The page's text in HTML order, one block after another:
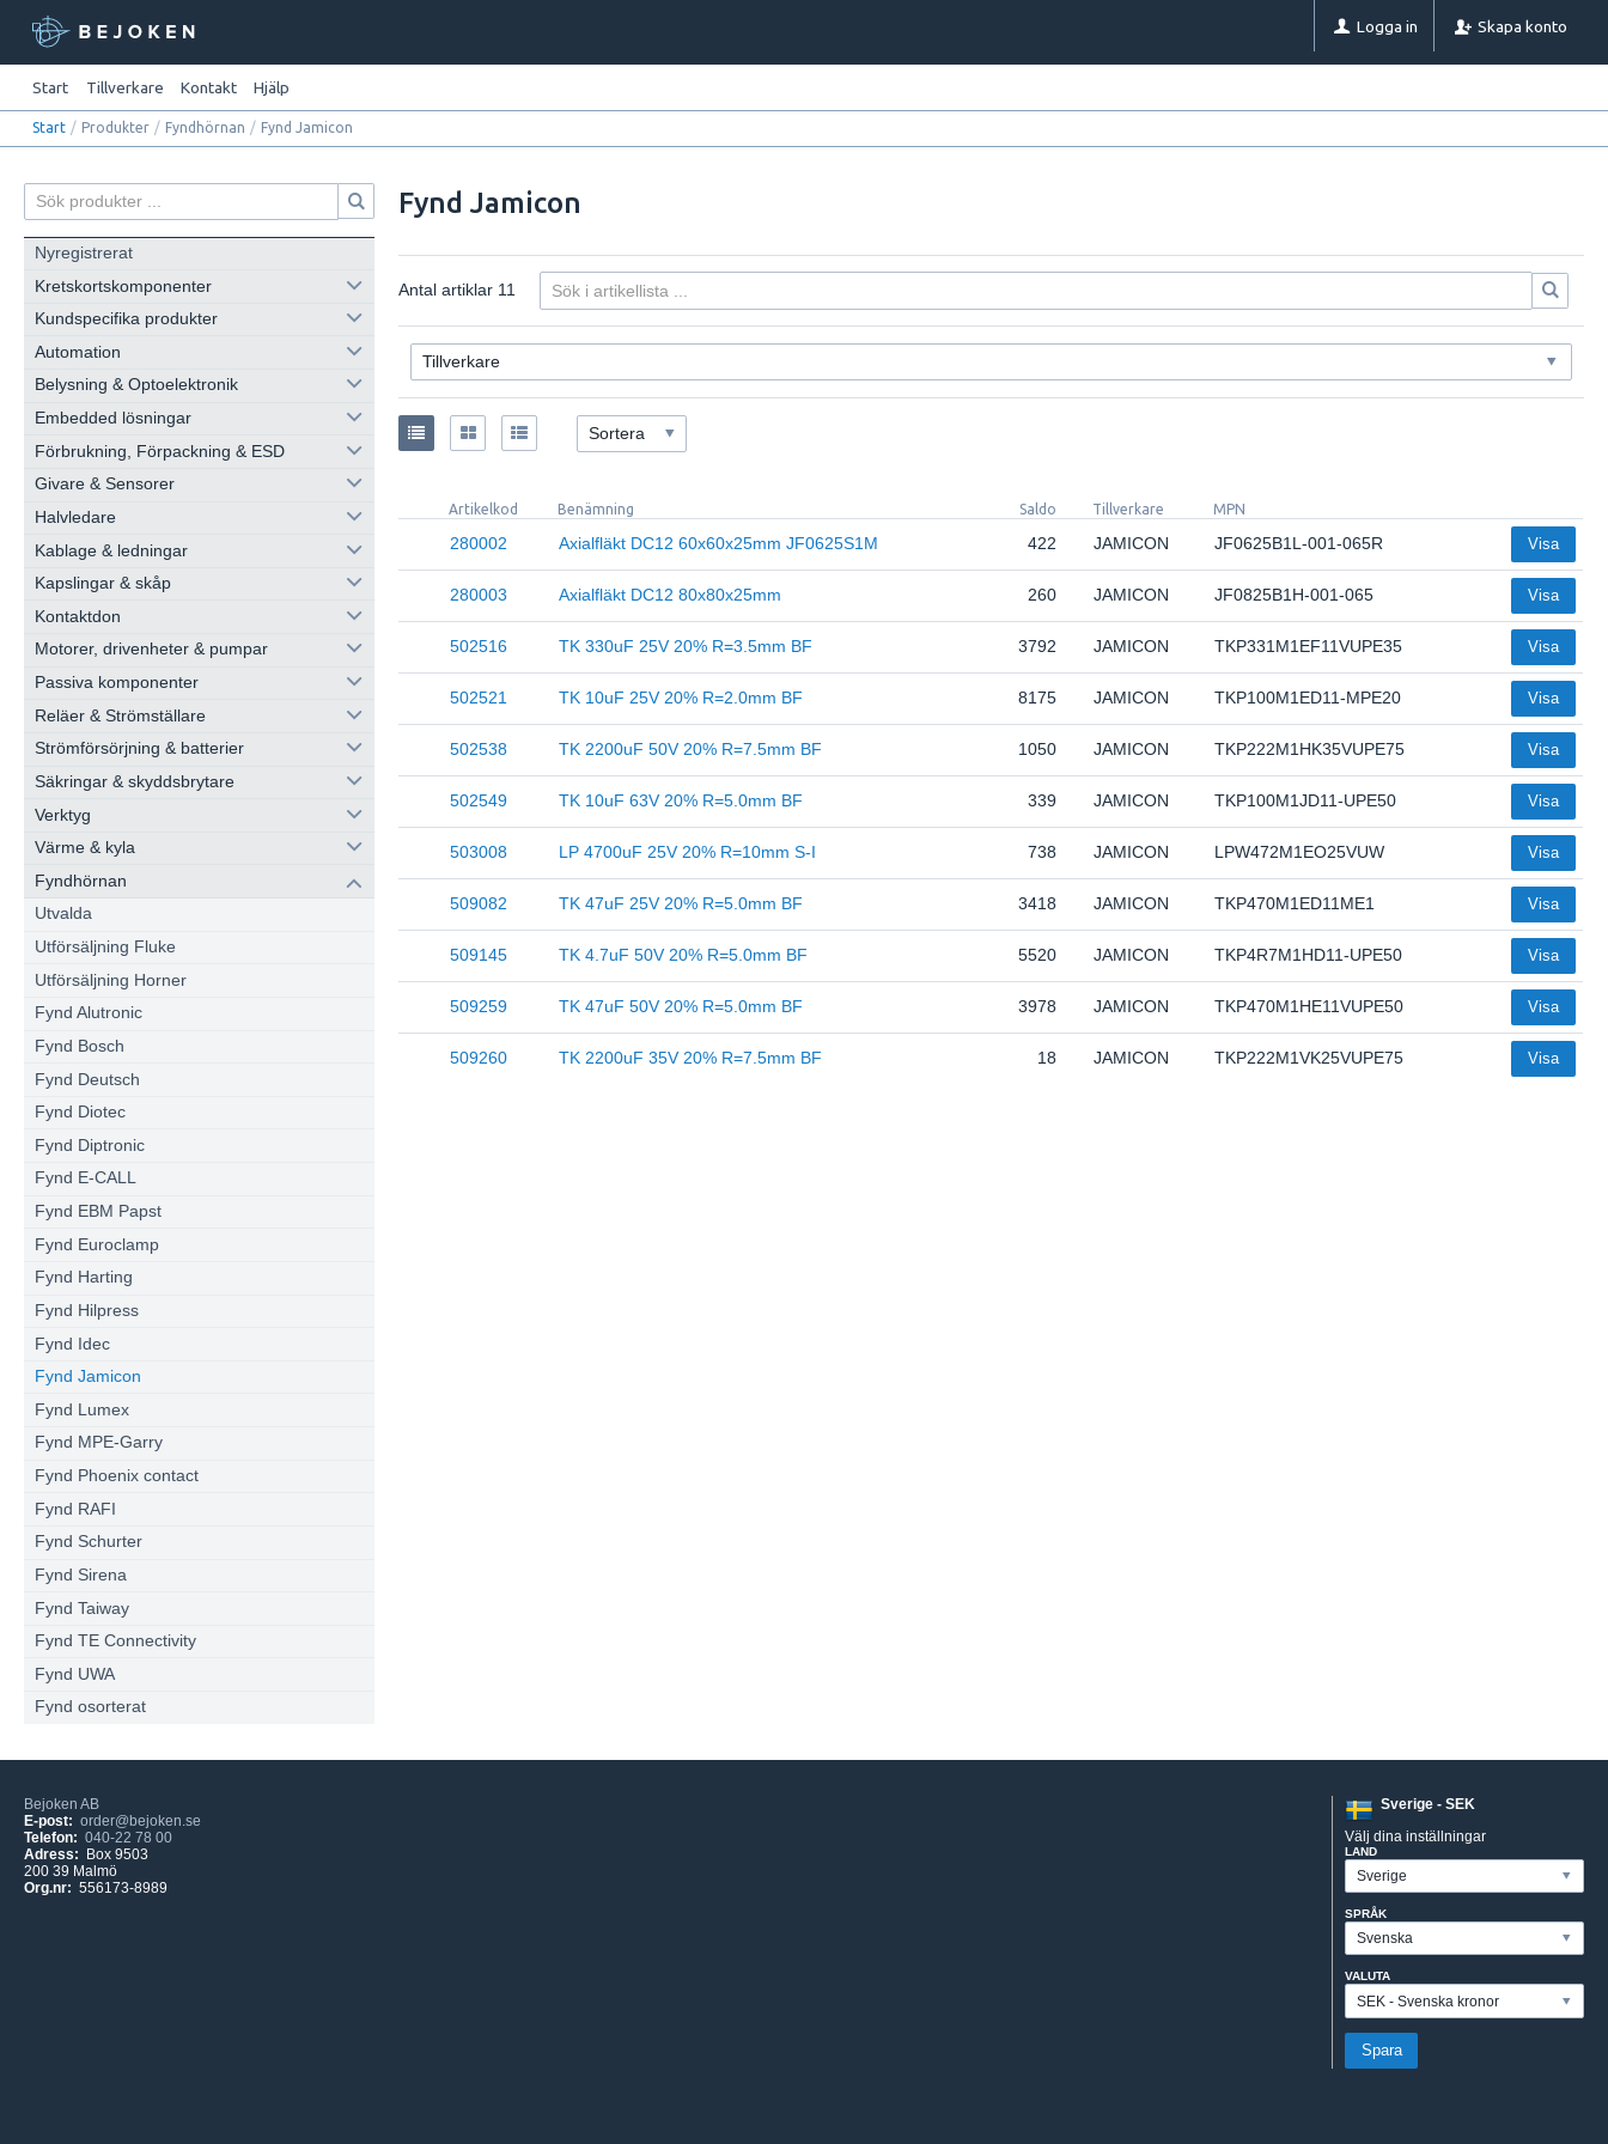
Logga in Skapa konto
Start Tillverkare Kontakt Hjälp
Start / Produkter / Fyndhörnan / Fynd Jamicon
Nyregistrerat
Kretskortskomponenter
Kundspecifika produkter
Automation
Belysning & Optoelektronik
Embedded lösningar
Förbrukning, Förpackning & ESD
Givare & Sensorer
Halvledare
Kablage & ledningar
Kapslingar & skåp
Kontaktdon
Motorer, drivenheter & pumpar
Passiva komponenter
Reläer & Strömställare
Strömförsörjning & batterier
Säkringar & skyddsbrytare
Verktyg
Värme & kyla
Fyndhörnan
Utvalda
Utförsäljning Fluke
Utförsäljning Horner
Fynd Alutronic
Fynd Bosch
Fynd Deutsch
Fynd Diotec
Fynd Diptronic
Fynd E-CALL
Fynd EBM Papst
Fynd Euroclamp
Fynd Harting
Fynd Hilpress
Fynd Idec
Fynd Jamicon
Fynd Lumex
Fynd MPE-Garry
Fynd Phoenix contact
Fynd RAFI
Fynd Schurter
Fynd Sirena
Fynd Taiway
Fynd TE Connectivity
Fynd UWA
Fynd osorterat
Fynd Jamicon
Antal artiklar 11
Sortera
Artikelkod Benämning Saldo Tillverkare MPN
280002 Axialfläkt DC12 60x60x25mm JF0625S1M 422 JAMICON JF0625B1L-001-065R Visa
280003 Axialfläkt DC12 80x80x25mm 260 JAMICON JF0825B1H-001-065 Visa
502516 TK 330uF 25V 20% R=3.5mm BF 3792 JAMICON TKP331M1EF11VUPE35 Visa
502521 TK 10uF 25V 20% R=2.0mm BF 8175 JAMICON TKP100M1ED11-MPE20 Visa
502538 TK 2200uF 50V 20% R=7.5mm BF 1050 JAMICON TKP222M1HK35VUPE75 Visa
502549 TK 10uF 63V 20% R=5.0mm BF 339 JAMICON TKP100M1JD11-UPE50 Visa
503008 LP 4700uF 25V 20% R=10mm S-I 738 JAMICON LPW472M1EO25VUW Visa
509082 TK 47uF 25V 20% R=5.0mm BF 3418 JAMICON TKP470M1ED11ME1 Visa
509145 TK 4.7uF 50V 20% R=5.0mm BF 5520 JAMICON TKP4R7M1HD11-UPE50 Visa
509259 TK 47uF 50V 20% R=5.0mm BF 3978 JAMICON TKP470M1HE11VUPE50 Visa
509260 TK 2200uF 35V 20% R=7.5mm BF 18 JAMICON TKP222M1VK25VUPE75 Visa
Bejoken AB
E-post: order@bejoken.se
Telefon: 040-22 78 00
Adress:
Box 9503
200 39 Malmö
Org.nr: 556173-8989
Sverige - SEK
Välj dina inställningar
LAND
SPRÅK
VALUTA